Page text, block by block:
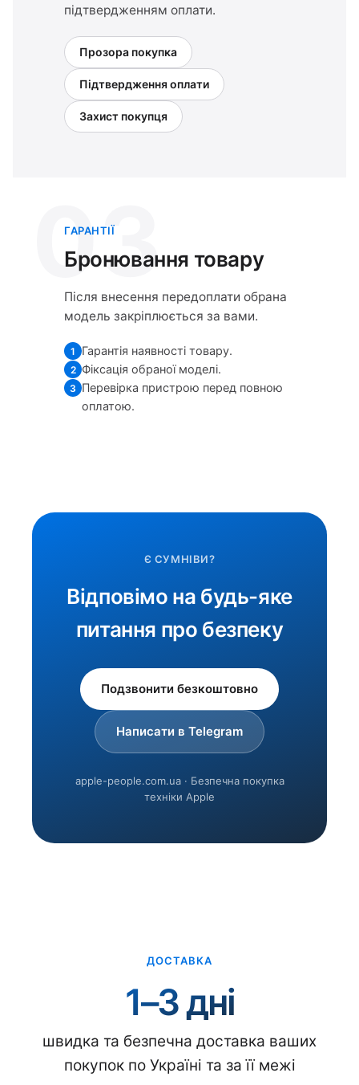
підтвердженням оплати.
Прозора покупка
Підтвердження оплати
Захист покупця
03
ГАРАНТІЇ
Бронювання товару
Після внесення передоплати обрана
модель закріплюється за вами.
1 Гарантія наявності товару.
2 Фіксація обраної моделі.
3 Перевірка пристрою перед повною
оплатою.
Є СУМНІВИ?
Відповімо на будь-яке
питання про безпеку
Подзвонити безкоштовно
Написати в Telegram
apple-people.com.ua · Безпечна покупка
техніки Apple
ДОСТАВКА
1–3 дні
швидка та безпечна доставка ваших
покупок по Україні та за її межі